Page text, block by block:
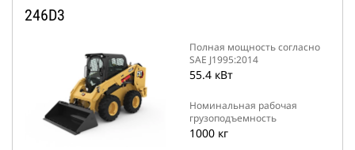
246D3
Полная мощность согласно
SAE J1995:2014
55.4 кВт
Номинальная рабочая
грузоподъемность
1000 кг